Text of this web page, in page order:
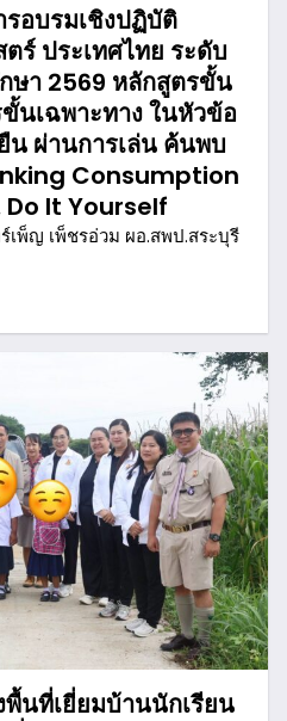
รอบรมเชิงปฏิบัติ
ร์ ประเทศไทย ระดับ
ษา 2569 หลักสูตรขั้น
นเฉพาะทาง ในหัวข้อ
น ผ่านการเล่น ค้นพบ
Consumption
Do It Yourself
เพ็ญ เพ็ชรอ่วม ผอ.สพป.สระบุรี
พื้นที่เยี่ยมบ้านนักเรียน